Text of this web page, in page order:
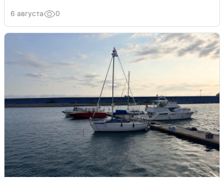
6 августа 0